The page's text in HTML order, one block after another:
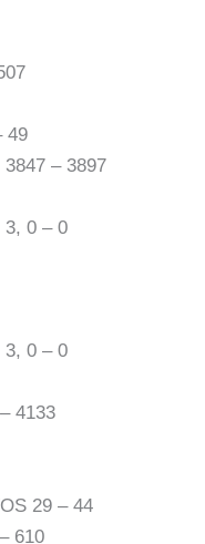
49
– 3897
3, 0 – 0
3, 0 – 0
4133
29 – 44
610